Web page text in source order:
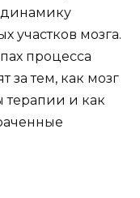
динамику
участков мозга.
процесса
за тем, как мозг
терапии и как